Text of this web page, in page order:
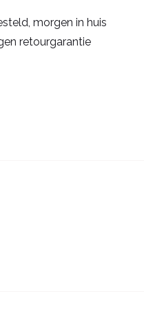
morgen in huis
retourgarantie